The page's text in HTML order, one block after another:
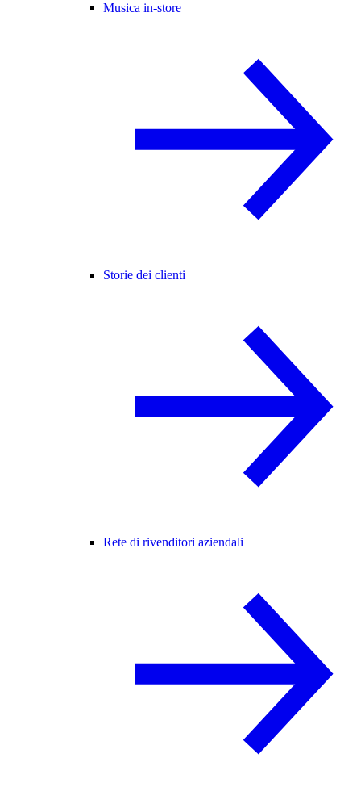
Musica in-store
Storie dei clienti
Rete di rivenditori aziendali